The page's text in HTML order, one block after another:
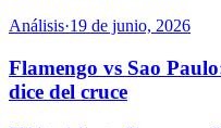
Análisis·19 de junio, 2026
Flamengo vs Sao
dice del cruce